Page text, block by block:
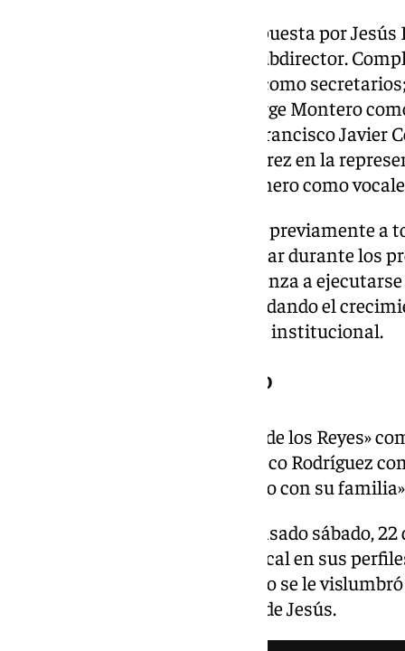
La nueva dirección estará compuesta por
Miguel Ángel Carmona como subdirector.
Romero y José Domingo Costa como
tesorero; Manuel Polinario y Jorge Montero
frente del área de Producción; Francisco Javier
Dirección Musical; Alberto Álvarez en la
Jonathan Trigo y Alejandro Romero como
La candidatura elegida trasladó previamente a
proyecto que pretende desarrollar durante los
que, según la agrupación, comienza a
con el objetivo de seguir consolidando el
tanto en el plano musical como institucional.
La salida de Antonio Velasco
La Agrupación Musical «Virgen de los Reyes»
junio, la salida de Antonio Velasco Rodríguez
musical para «pasar más tiempo con su
La noticia fue comunicada el pasado sábado,
que difundió la formación musical en sus
mismo viernes, 21 de junio, ya no se le
procesión del Sagrado Corazón de Jesús.